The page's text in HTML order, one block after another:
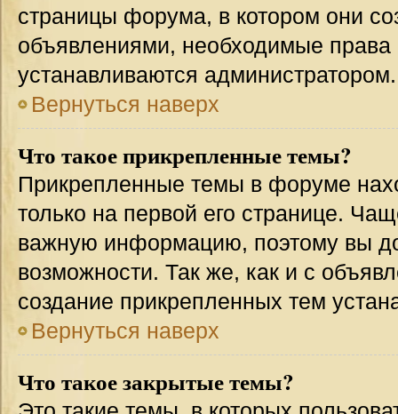
страницы форума, в котором они
объявлениями, необходимые права
устанавливаются администратором.
Вернуться наверх
Что такое прикрепленные темы?
Прикрепленные темы в форуме
только на первой его странице.
важную информацию, поэтому вы
возможности. Так же, как и с
создание прикрепленных тем
Вернуться наверх
Что такое закрытые темы?